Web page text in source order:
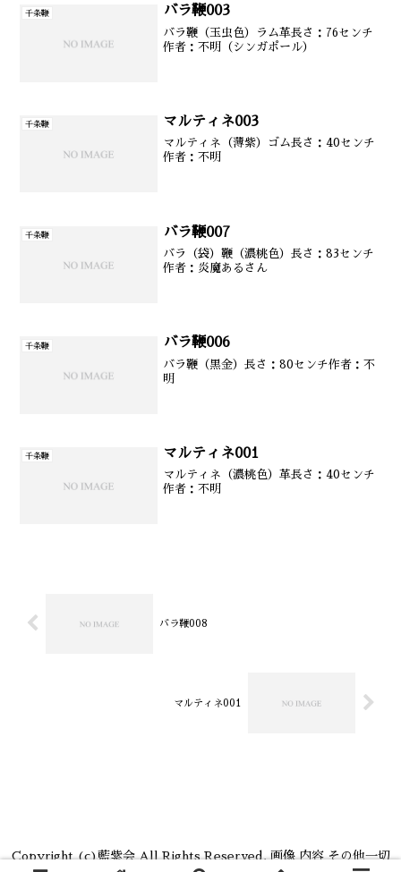
千条鞭 バラ鞭003
バラ鞭（玉虫色）ラム革長さ：76センチ
作者：不明（シンガポール）
千条鞭 マルティネ003
マルティネ（薄紫）ゴム長さ：40センチ
作者：不明
千条鞭 バラ鞭007
バラ（袋）鞭（濃桃色）長さ：83センチ
作者：炎魔あるさん
千条鞭 バラ鞭006
バラ鞭（黒金）長さ：80センチ作者：不
明
千条鞭 マルティネ001
マルティネ（濃桃色）革長さ：40センチ
作者：不明
バラ鞭008
マルティネ001
Copyright (c)藍紫会 All Rights Reserved. 画像 内容 その他一切